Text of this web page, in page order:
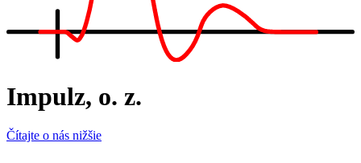
Impulz, o. z.
Čítajte o nás nižšie